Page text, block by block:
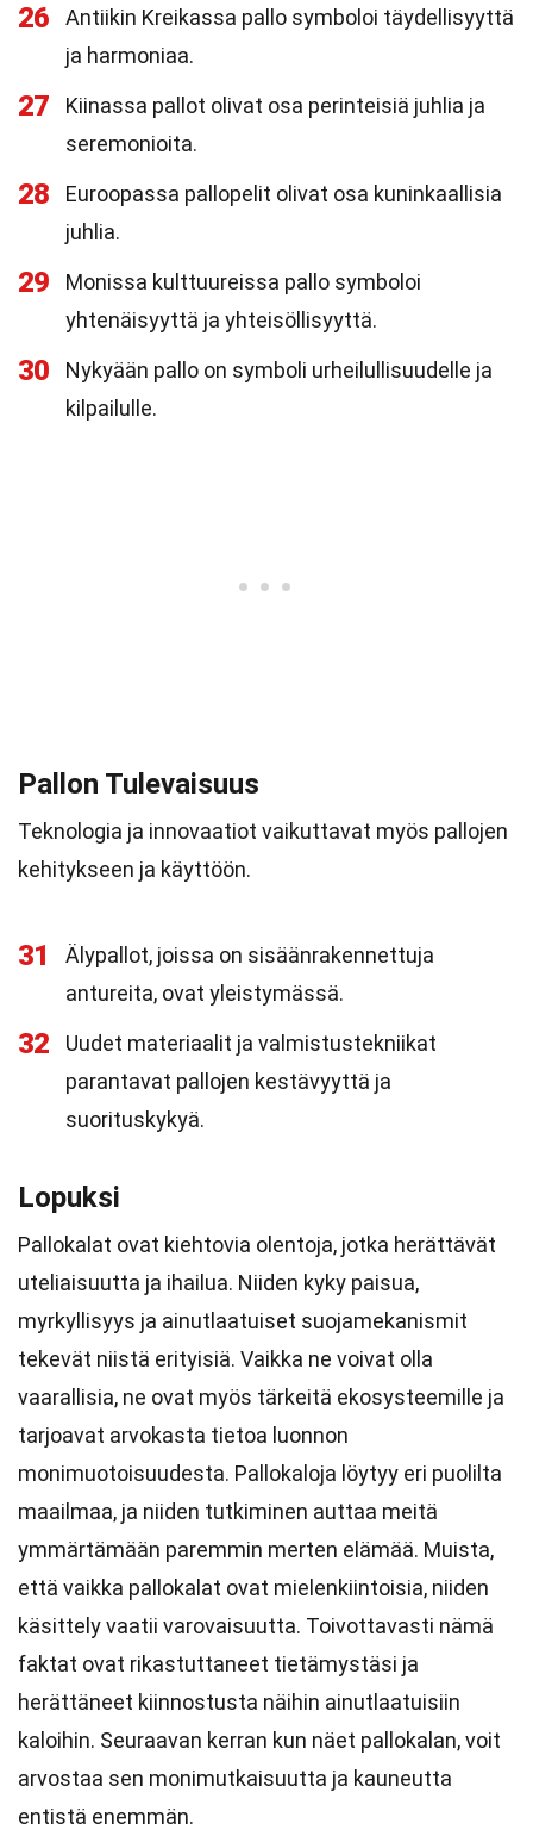
26
Antiikin Kreikassa pallo symboloi täydellisyyttä
ja harmoniaa.
27
Kiinassa pallot olivat osa perinteisiä juhlia ja
seremonioita.
28
Euroopassa pallopelit olivat osa kuninkaallisia
juhlia.
29
Monissa kulttuureissa pallo symboloi
yhtenäisyyttä ja yhteisöllisyyttä.
30
Nykyään pallo on symboli urheilullisuudelle ja
kilpailulle.
Pallon Tulevaisuus
Teknologia ja innovaatiot vaikuttavat myös pallojen
kehitykseen ja käyttöön.
31
Älypallot, joissa on sisäänrakennettuja
antureita, ovat yleistymässä.
32
Uudet materiaalit ja valmistustekniikat
parantavat pallojen kestävyyttä ja
suorituskykyä.
Lopuksi
Pallokalat ovat kiehtovia olentoja, jotka herättävät
uteliaisuutta ja ihailua. Niiden kyky paisua,
myrkyllisyys ja ainutlaatuiset suojamekanismit
tekevät niistä erityisiä. Vaikka ne voivat olla
vaarallisia, ne ovat myös tärkeitä ekosysteemille ja
tarjoavat arvokasta tietoa luonnon
monimuotoisuudesta. Pallokaloja löytyy eri puolilta
maailmaa, ja niiden tutkiminen auttaa meitä
ymmärtämään paremmin merten elämää. Muista,
että vaikka pallokalat ovat mielenkiintoisia, niiden
käsittely vaatii varovaisuutta. Toivottavasti nämä
faktat ovat rikastuttaneet tietämystäsi ja
herättäneet kiinnostusta näihin ainutlaatuisiin
kaloihin. Seuraavan kerran kun näet pallokalan, voit
arvostaa sen monimutkaisuutta ja kauneutta
entistä enemmän.